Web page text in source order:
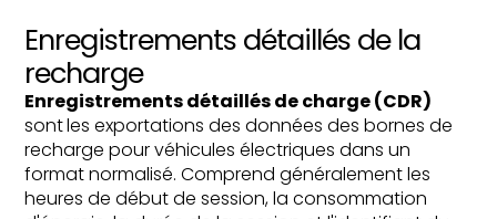
Enregistrements détaillés de la
recharge
Enregistrements détaillés de charge (CDR)
sontles exportations des données des bornes de
recharge pour véhicules électriques dans un
format normalisé. Comprend généralement les
heures de début de session, la consommation